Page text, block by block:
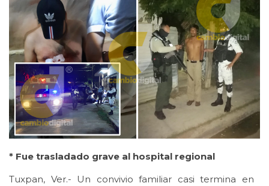
* Fue trasladado grave al hospital regional
Tuxpan, Ver.- Un convivio familiar casi termina en